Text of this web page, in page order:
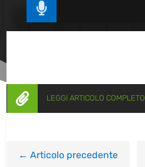

 LEGGI ARTICOLO COMPLETO
←Articolo precedente